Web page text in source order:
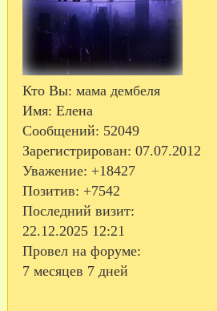
Кто Вы: мама дембеля
Имя: Елена
Сообщений: 52049
Зарегистрирован: 07.07.2012
Уважение: +18427
Позитив: +7542
Последний визит:
22.12.2025 12:21
Провел на форуме:
7 месяцев 7 дней